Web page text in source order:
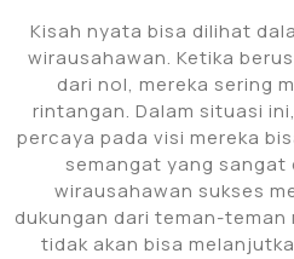
Kisah nyata bisa dilihat
wirausahawan. Ketika
dari nol, mereka sering
rintangan. Dalam situasi
percaya pada visi mereka
semangat yang sangat
wirausahawan sukses
dukungan dari teman-teman
tidak akan bisa